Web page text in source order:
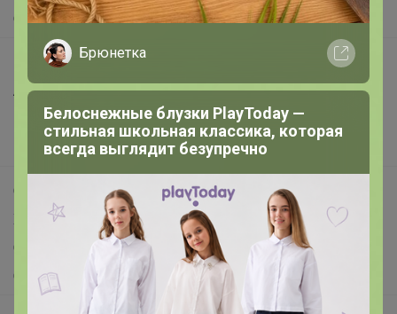
О нас
Все предложения
Анонсы
Новости
Поддержка альпак
Самое выгодное
Хиты продаж
Самое желанное
Самое быстрое
Брюнетка
Белоснежные блузки PlayToday —
стильная школьная классика, которая
всегда выглядит безупречно